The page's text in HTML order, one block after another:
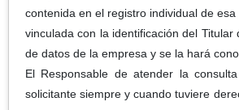
contenida en el registro individual de
vinculada con la identificación del Titular
de datos de la empresa y se la hará
El Responsable de atender la
solicitante siempre y cuando tuviere